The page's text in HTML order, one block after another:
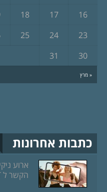
« מרץ
16
17
18
23
24
25
30
31
כתבות אחרונות
הקשר ל NFT ?